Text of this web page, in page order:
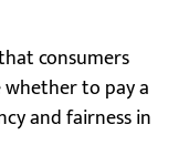
consumers
to pay a
and fairness in